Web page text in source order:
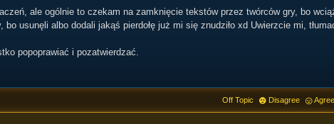
ale ogólnie to czekam na zamknięcie tekstów przez twórców gry, bo
usunęli albo dodali jakąś pierdołę już mi się znudziło xd Uwierzcie mi,
popoprawiać i pozatwierdzać.
Off Topic Disagree Agree